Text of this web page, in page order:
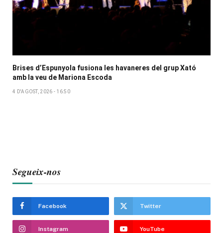
Brises d’Espunyola fusiona les havaneres del grup Xató
amb la veu de Mariona Escoda
4 D'AGOST, 2026 - 16:50
Segueix-nos
Facebook Twitter
Instagram YouTube